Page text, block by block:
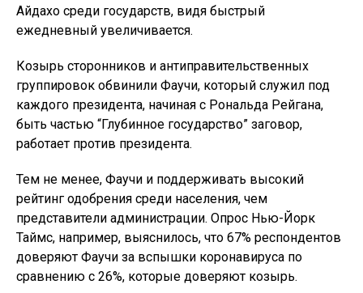
Айдахо среди государств, видя быстрый
ежедневный увеличивается.
Козырь сторонников и антиправительственных
группировок обвинили Фаучи, который служил под
каждого президента, начиная с Рональда Рейгана,
быть частью “Глубинное государство” заговор,
работает против президента.
Тем не менее, Фаучи и поддерживать высокий
рейтинг одобрения среди населения, чем
представители администрации. Опрос Нью-Йорк
Таймс, например, выяснилось, что 67% респондентов
доверяют Фаучи за вспышки коронавируса по
сравнению с 26%, которые доверяют козырь.